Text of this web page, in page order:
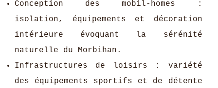
Conception des mobil-homes :
isolation, équipements et décoration
intérieure évoquant la sérénité
naturelle du Morbihan.
Infrastructures de loisirs : variété
des équipements sportifs et de détente